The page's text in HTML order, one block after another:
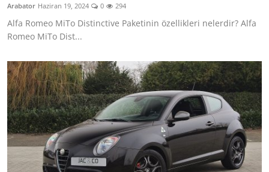
Arabator Haziran 19, 2024 0 294
Alfa Romeo MiTo Distinctive Paketinin özellikleri nelerdir? Alfa
Romeo MiTo Dist...